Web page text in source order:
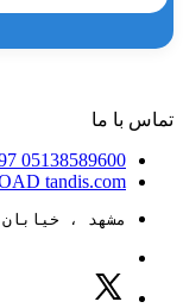
تماس با ما
05138589600
tandis.com
مشهد ، خیابان